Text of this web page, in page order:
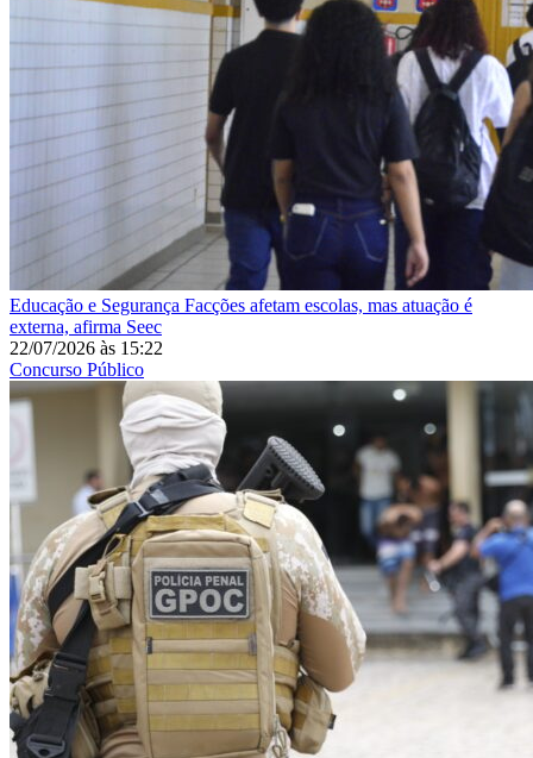
Educação e Segurança Facções afetam escolas, mas atuação é
externa, afirma Seec
22/07/2026 às 15:22
Concurso Público